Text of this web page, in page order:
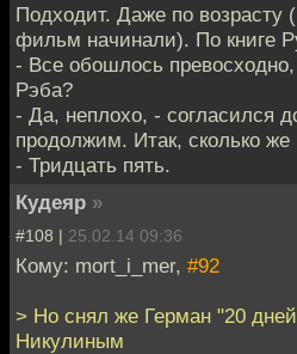
Подходит. Даже по возрасту
фильм начинали). По книге
- Все обошлось
Рэба?
- Да, неплохо, - согласился
продолжим. Итак, сколько
- Тридцать пять.
Кудеяр »
#108 | 25.02.14 09:36
Кому: mort_i_mer, #92
> Но снял же Герман "20
Никулиным